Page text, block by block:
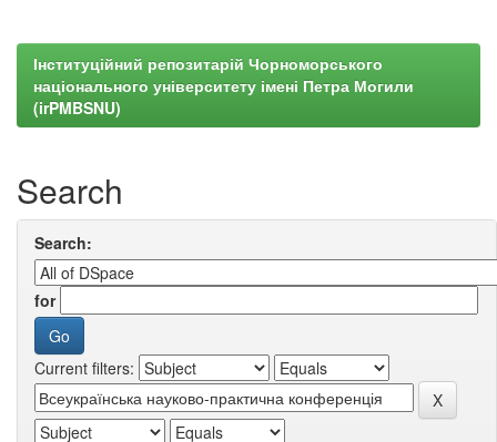
Інституційний репозитарій Чорноморського
національного університету імені Петра Могили
(irPMBSNU)
Search
Search:
for
Current filters: